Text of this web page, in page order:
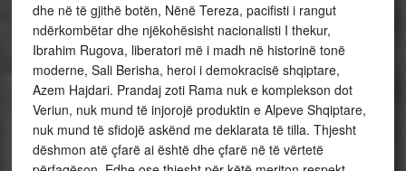
dhe në të gjithë botën, Nënë Tereza, pacifisti i rangut
ndërkombëtar dhe njëkohësisht nacionalisti I thekur,
Ibrahim Rugova, liberatori më i madh në historinë tonë
moderne, Sali Berisha, heroi i demokracisë shqiptare,
Azem Hajdari. Prandaj zoti Rama nuk e komplekson dot
Veriun, nuk mund të injorojë produktin e Alpeve Shqiptare,
nuk mund të sfidojë askënd me deklarata të tilla. Thjesht
dëshmon atë çfarë ai është dhe çfarë në të vërtetë